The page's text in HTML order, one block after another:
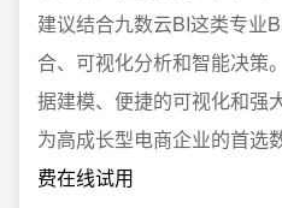
建议结合九数云BI这类专业
合、可视化分析和智能决策
据建模、便捷的可视化和强
为高成长型电商企业的首选
费在线试用